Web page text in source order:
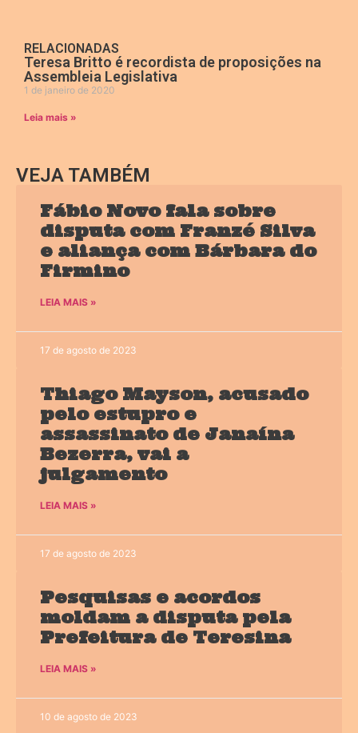
RELACIONADAS
Teresa Britto é recordista de proposições na
Assembleia Legislativa
1 de janeiro de 2020
Leia mais »
VEJA TAMBÉM
Fábio Novo fala sobre
disputa com Franzé Silva
e aliança com Bárbara do
Firmino
LEIA MAIS »
17 de agosto de 2023
Thiago Mayson, acusado
pelo estupro e
assassinato de Janaína
Bezerra, vai a
julgamento
LEIA MAIS »
17 de agosto de 2023
Pesquisas e acordos
moldam a disputa pela
Prefeitura de Teresina
LEIA MAIS »
10 de agosto de 2023